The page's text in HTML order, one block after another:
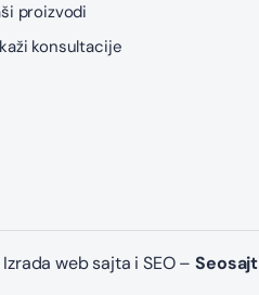
proizvodi
konsultacije
web sajta i SEO –Seosajt